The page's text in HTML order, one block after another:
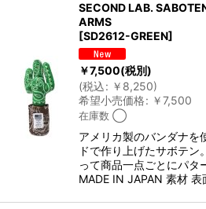
SECOND LAB.
ARMS
[SD2612-GREEN]
￥7,500(税別)
(税込: ￥ 8,250)
希望小売価格: ￥7,500
在庫数 ◯
アメリカ製のバンダナを
ドで作り上げたサボテン
って商品一点ごとにパタ
MADE IN JAPAN 素材